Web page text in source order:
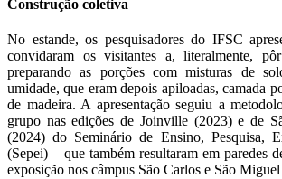
Construção coletiva
No estande, os pesquisadores do IFSC
convidaram os visitantes a, literalmente,
preparando as porções com misturas de
umidade, que eram depois apiloadas, camada
de madeira. A apresentação seguiu a
grupo nas edições de Joinville (2023) e de
(2024) do Seminário de Ensino, Pesquisa,
(Sepei) – que também resultaram em paredes
exposição nos câmpus São Carlos e São